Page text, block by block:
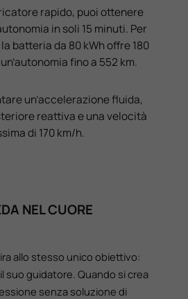
rapido, puoi ottenere
in soli 15 minuti. Per
batteria da 80 kWh offre 180
fino a 552 km.
un’accelerazione fluida,
reattiva e una velocità
di 170 km/h.
NEL CUORE
allo stesso unico obiettivo:
il suo guidatore. Quando si crea
senza soluzione di